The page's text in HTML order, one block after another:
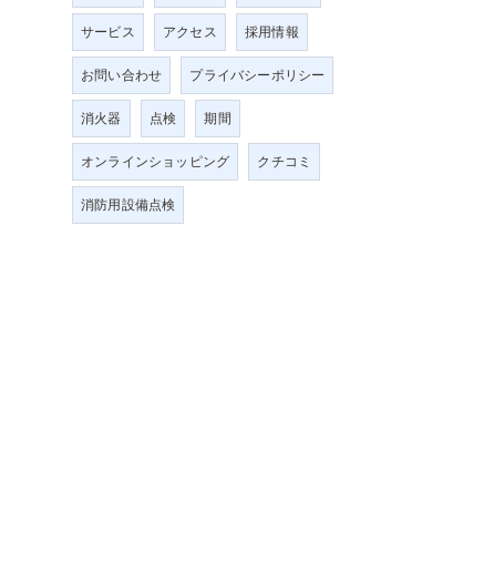
サービス アクセス 採用情報
お問い合わせ プライバシーポリシー
消火器 点検 期間
オンラインショッピング クチコミ
消防用設備点検